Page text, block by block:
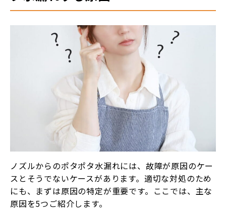
ノズルからのポタポタ水漏れには、故障が原因のケー
スとそうでないケースがあります。適切な対処のため
にも、まずは原因の特定が重要です。ここでは、主な
原因を5つご紹介します。